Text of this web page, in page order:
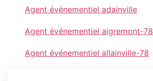
Agent événementiel adainville
Agent événementiel aigremont-78
Agent événementiel allainville-78